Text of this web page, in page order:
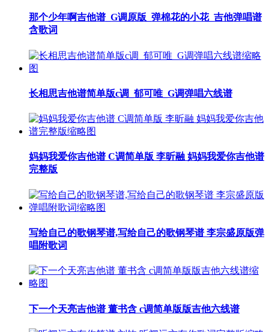
那个少年啊吉他谱_G调原版_弹棉花的小花_吉他弹唱谱
含歌词
长相思吉他谱简单版c调_郁可唯_G调弹唱六线谱
妈妈我爱你吉他谱 C调简单版 李昕融 妈妈我爱你吉他谱
完整版
写给自己的歌钢琴谱,写给自己的歌钢琴谱 李宗盛原版弹
唱附歌词
下一个天亮吉他谱 董书含 c调简单版版吉他六线谱